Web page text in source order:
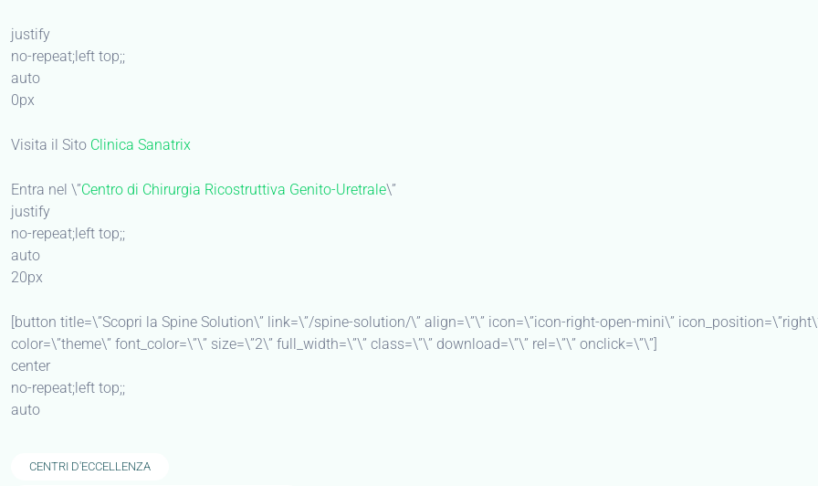
justify
no-repeat;left top;;
auto
0px
Visita il Sito Clinica Sanatrix
Entra nel \”Centro di Chirurgia Ricostruttiva Genito-Uretrale\”
justify
no-repeat;left top;;
auto
20px
[button title=\”Scopri la Spine Solution\” link=\”/spine-solution/\” align=\”\” icon=\”icon-right-open-mini\”
color=\”theme\” font_color=\”\” size=\”2\” full_width=\”\” class=\”\” download=\”\” rel=\”\” onclick=\”\”]
center
no-repeat;left top;;
auto
CENTRI D'ECCELLENZA